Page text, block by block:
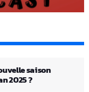
saison
2025 ?